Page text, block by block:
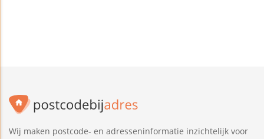
Wij maken postcode- en adresseninformatie inzichtelijk voor